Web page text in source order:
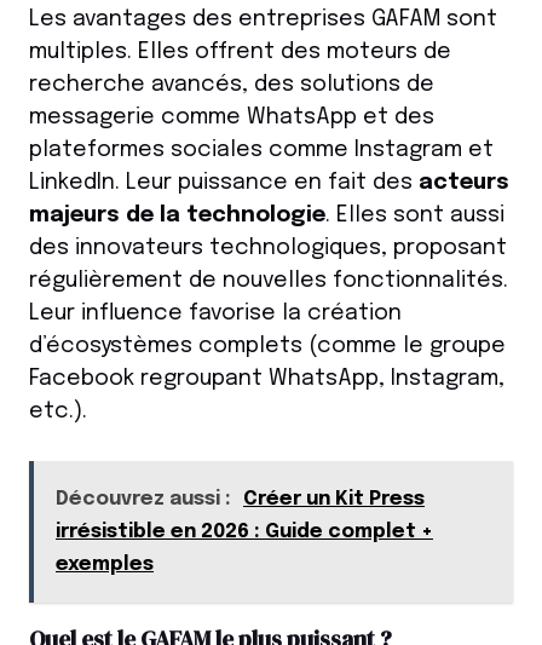
Les avantages des entreprises GAFAM sont
multiples. Elles offrent des moteurs de
recherche avancés, des solutions de
messagerie comme WhatsApp et des
plateformes sociales comme Instagram et
LinkedIn. Leur puissance en fait des acteurs
majeurs de la technologie. Elles sont aussi
des innovateurs technologiques, proposant
régulièrement de nouvelles fonctionnalités.
Leur influence favorise la création
d’écosystèmes complets (comme le groupe
Facebook regroupant WhatsApp, Instagram,
etc.).
Découvrez aussi :
Créer un Kit Press
irrésistible en 2026 : Guide complet +
exemples